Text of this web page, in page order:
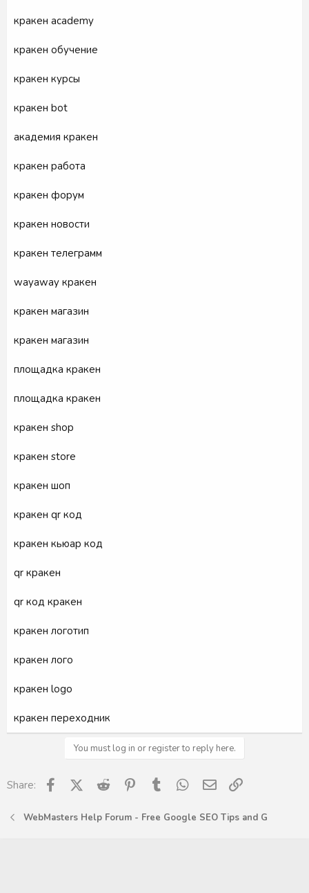
кракен academy
кракен обучение
кракен курсы
кракен bot
академия кракен
кракен работа
кракен форум
кракен новости
кракен телеграмм
wayaway кракен
кракен магазин
кракен магазин
площадка кракен
площадка кракен
кракен shop
кракен store
кракен шоп
кракен qr код
кракен кьюар код
qr кракен
qr код кракен
кракен логотип
кракен лого
кракен logo
кракен переходник
You must log in or register to reply here.
Share: FacebookX (Twitter)
Reddit PinterestTumblr WhatsApp
Email
WebMasters Help Forum - Free Google SEO Tips and G